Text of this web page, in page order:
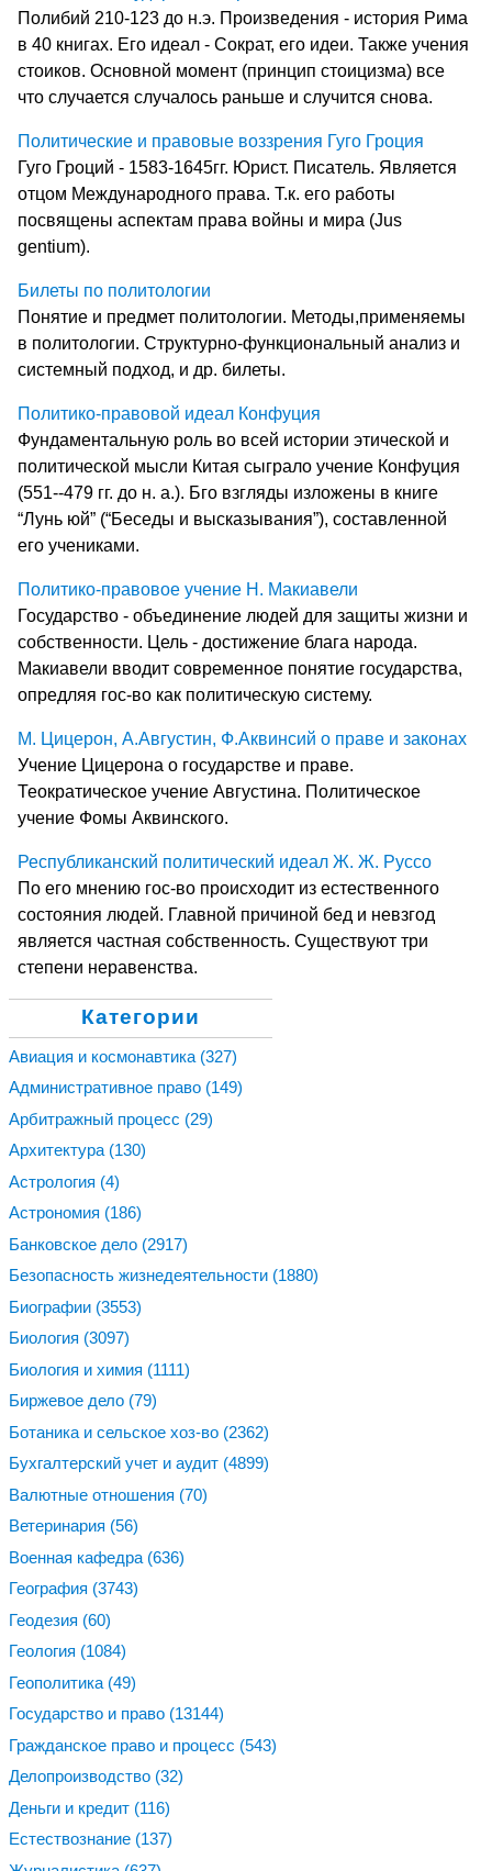
Полибий 210-123 до н.э. Произведения - история Рима
в 40 книгах. Его идеал - Сократ, его идеи. Также учения
стоиков. Основной момент (принцип стоицизма) все
что случается случалось раньше и случится снова.
Политические и правовые воззрения Гуго Гроция
Гуго Гроций - 1583-1645гг. Юрист. Писатель. Является
отцом Международного права. Т.к. его работы
посвящены аспектам права войны и мира (Jus
gentium).
Билеты по политологии
Понятие и предмет политологии. Методы,применяемы
в политологии. Структурно-функциональный анализ и
системный подход, и др. билеты.
Политико-правовой идеал Конфуция
Фундаментальную роль во всей истории этической и
политической мысли Китая сыграло учение Конфуция
(551--479 гг. до н. а.). Бго взгляды изложены в книге
“Лунь юй” (“Беседы и высказывания”), составленной
его учениками.
Политико-правовое учение Н. Макиавели
Государство - объединение людей для защиты жизни и
собственности. Цель - достижение блага народа.
Макиавели вводит современное понятие государства,
опредляя гос-во как политическую систему.
М. Цицерон, А.Августин, Ф.Аквинсий о праве и законах
Учение Цицерона о государстве и праве.
Теократическое учение Августина. Политическое
учение Фомы Аквинского.
Республиканский политический идеал Ж. Ж. Руссо
По его мнению гос-во происходит из естественного
состояния людей. Главной причиной бед и невзгод
является частная собственность. Существуют три
степени неравенства.
Категории
Авиация и космонавтика (327)
Административное право (149)
Арбитражный процесс (29)
Архитектура (130)
Астрология (4)
Астрономия (186)
Банковское дело (2917)
Безопасность жизнедеятельности (1880)
Биографии (3553)
Биология (3097)
Биология и химия (1111)
Биржевое дело (79)
Ботаника и сельское хоз-во (2362)
Бухгалтерский учет и аудит (4899)
Валютные отношения (70)
Ветеринария (56)
Военная кафедра (636)
География (3743)
Геодезия (60)
Геология (1084)
Геополитика (49)
Государство и право (13144)
Гражданское право и процесс (543)
Делопроизводство (32)
Деньги и кредит (116)
Естествознание (137)